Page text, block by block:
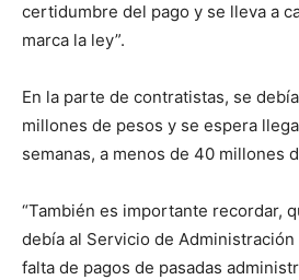
certidumbre del pago y se lleva a
marca la ley”.
En la parte de contratistas, se
millones de pesos y se espera
semanas, a menos de 40 millones
“También es importante recordar,
debía al Servicio de
falta de pagos de pasadas